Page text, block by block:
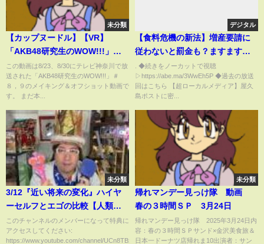
未分類
【カップヌードル】【VR】
「AKB48研究生のWOW!!!」＃
8、9ロケ撮影裏側に密着！
［山口結愛・川村結衣・白鳥沙
怜／18期19期研究生］
この動画は8/23、8/30にテレビ神奈川で放
送された「AKB48研究生のWOW!!!」＃
８，９のメイキング＆オフショット動画で
す。 まだ本...
デジタル
【食料危機の新法】増産要請に
従わないと罰金も？ますます農
家が減る？食料供給困難事態対
策法とは｜アベプラ
. ◆続きをノーカットで視聴
▷https://abe.ma/3WwEh5P ◆過去の放送
回はこちら 【超ローカルメディア】屋久
島ポストに密...
未分類
3/12『近い将来の変化』ハイヤ
ーセルフとエゴの比較【人類は
非常に疲れている】より良い方
向への変化を助ける⁈次元上昇に
このチャンネルのメンバーになって特典に
アクセスしてください:
https://www.youtube.com/channel/UCn8TBx...
未分類
帰れマンデー見っけ隊 動画
春の３時間ＳＰ 3月24日
帰れマンデー見っけ隊 2025年3月24日内
容：春の３時間ＳＰサンド×金沢美食旅＆
日本一ドーナツ店帰れま10出演者：サン